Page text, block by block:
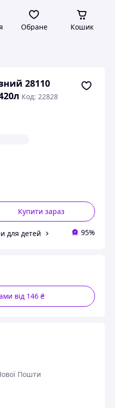
Обране Кошик
28110
Код: 22828
Купити зараз
для детей 95%
від 146 ₴
Пошти